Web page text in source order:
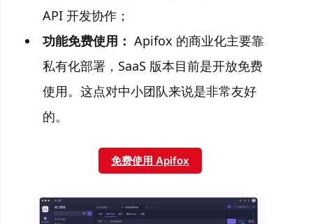
API 开发协作；
功能免费使用： Apifox 的商业化主要靠
私有化部署，SaaS 版本目前是开放免费
使用。这点对中小团队来说是非常友好
的。
免费使用 Apifox